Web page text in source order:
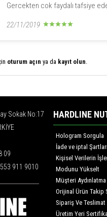
Gercekten cok faydalı tafsiye
22/11/2019
oturum açın ya da kayıt olun
Sokak No:17
09
911 9010
HARDLINE
Hologram Sorgula
İade ve iptal Şartları
Kişisel Verilerin
Modunu Yükselt
Müşteri
Orijinal Ürün Takip
Sipariş Ve Teslimat
Üretim Yeri